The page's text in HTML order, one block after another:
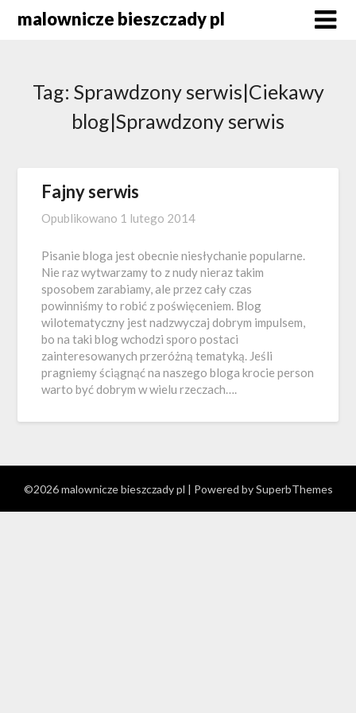
malownicze bieszczady pl
Tag: Sprawdzony serwis|Ciekawy
blog|Sprawdzony serwis
Fajny serwis
Opublikowano 1 lutego 2014
Pisanie bloga jest obecnie niesłychanie popularne.
Nie raz wytwarzamy to z nudy nieraz takim
sposobem zarabiamy, ale przez cały czas
powinniśmy to robić z poświęceniem. Blog
wilotematyczny jest nadzwyczaj dobrym impulsem,
bo na taki blog wchodzi sporo postaci
zainteresowanych przeróżną tematyką. Jeśli
pragniemy ściągnąć na naszego bloga krocie person
warto być dobrym w wielu rzeczach….
©2026 malownicze bieszczady pl | Powered bySuperbThemes